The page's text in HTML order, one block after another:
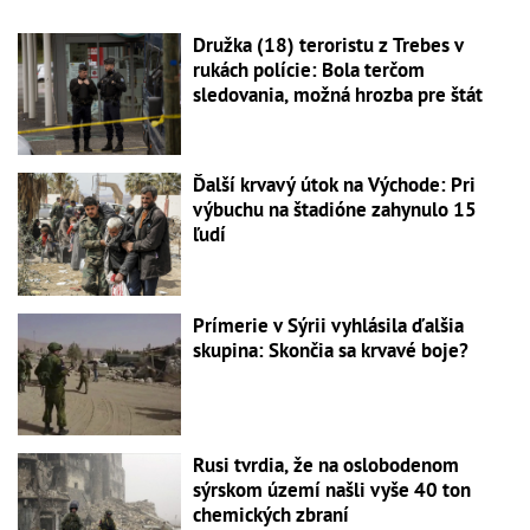
Družka (18) teroristu z Trebes v
rukách polície: Bola terčom
sledovania, možná hrozba pre štát
Ďalší krvavý útok na Východe: Pri
výbuchu na štadióne zahynulo 15
ľudí
Prímerie v Sýrii vyhlásila ďalšia
skupina: Skončia sa krvavé boje?
Rusi tvrdia, že na oslobodenom
sýrskom území našli vyše 40 ton
chemických zbraní